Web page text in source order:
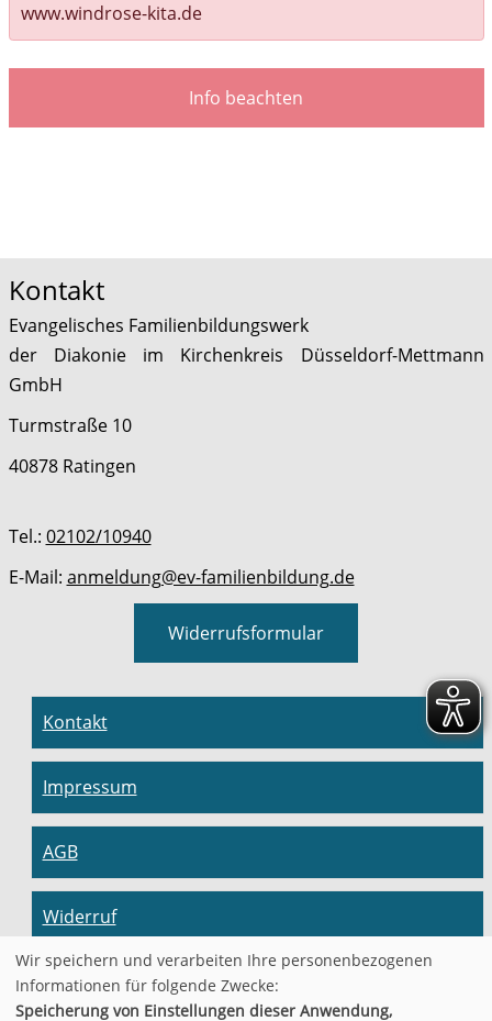
www.windrose-kita.de
Info beachten
Kontakt
Evangelisches Familienbildungswerk
der Diakonie im Kirchenkreis Düsseldorf-Mettmann
GmbH
Turmstraße 10
40878 Ratingen
Tel.: 02102/10940
E-Mail: anmeldung@ev-familienbildung.de
Widerrufsformular
Kontakt
Impressum
AGB
Widerruf
Datenschutzerklärung
Wir speichern und verarbeiten Ihre personenbezogenen
Informationen für folgende Zwecke:
Speicherung von Einstellungen dieser Anwendung,